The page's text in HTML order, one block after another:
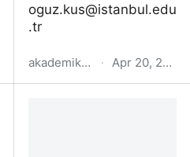
oguz.kus@istanbul.edu
.tr
akademik.yok.gov.tr · Apr 20, 2022